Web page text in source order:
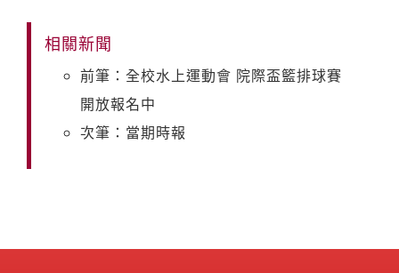
相關新聞
前筆：全校水上運動會 院際盃籃排球賽
開放報名中
次筆：當期時報